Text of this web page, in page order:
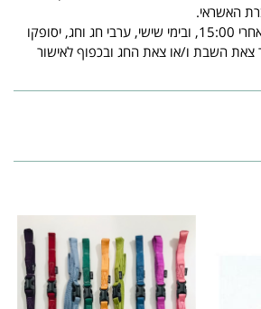
האשראי.
הזמנות שיתקבלו בימי ה אחרי 15:00, ובימי שישי, ערבי חג וחג, יסופקו
צאת השבת ו/או צאת החג ובכפוף לאישור